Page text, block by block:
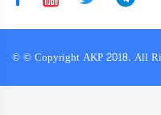
© © Copyright AKP 2018. All